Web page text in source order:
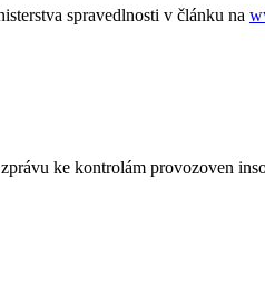
spravedlnosti v článku na
ke kontrolám provozoven